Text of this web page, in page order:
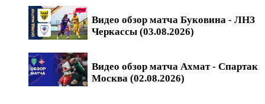
Видео обзор матча Буковина - ЛНЗ
Черкассы (03.08.2026)
Видео обзор матча Ахмат - Спартак
Москва (02.08.2026)